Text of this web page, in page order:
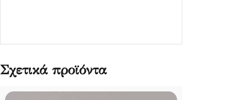
Σχετικά προϊόντα